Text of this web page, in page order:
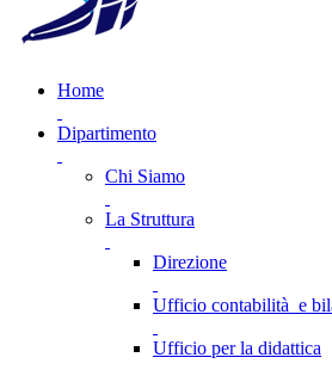
Home
Dipartimento
Chi Siamo
La Struttura
Direzione
Ufficio contabilità e
Ufficio per la didattica